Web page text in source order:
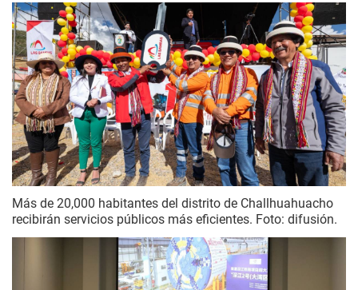
Más de 20,000 habitantes del distrito de Challhuahuacho
recibirán servicios públicos más eficientes. Foto: difusión.